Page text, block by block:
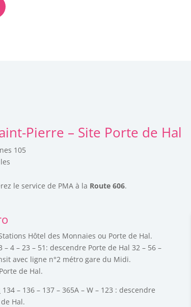
Pierre – Site Porte de Hal
105
le service de PMA à la Route 606.
Hôtel des Monnaies ou Porte de Hal.
– 4 – 23 – 51: descendre Porte de Hal 32 – 56 –
avec ligne n°2 métro gare du Midi.
de Hal.
134 – 136 – 137 – 365A – W – 123 : descendre
Hal.